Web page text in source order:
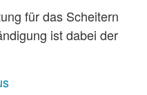
für das Scheitern
ist dabei der